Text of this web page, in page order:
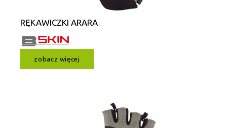
RĘKAWICZKI ARARA
zobacz więcej